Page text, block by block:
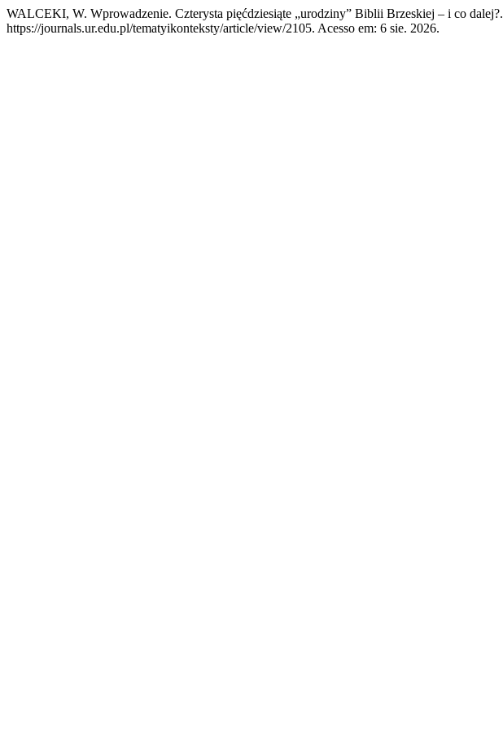
WALCEKI, W. Wprowadzenie. Czterysta pięćdziesiąte „urodziny” Biblii Brzeskiej – i co dalej?.
https://journals.ur.edu.pl/tematyikonteksty/article/view/2105. Acesso em: 6 sie. 2026.